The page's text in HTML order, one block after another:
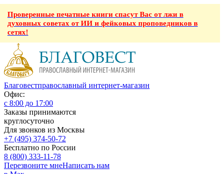
Проверенные печатные книги спасут Вас от лжи в
духовных советах от ИИ и фейковых проповедников в
сетях!
Благовестправославный интернет-магазин
Офис:
с 8:00 до 17:00
Заказы принимаются
круглосуточно
Для звонков из Москвы
+7 (495) 374-50-72
Бесплатно по России
8 (800) 333-11-78
Перезвоните мнеНаписать нам